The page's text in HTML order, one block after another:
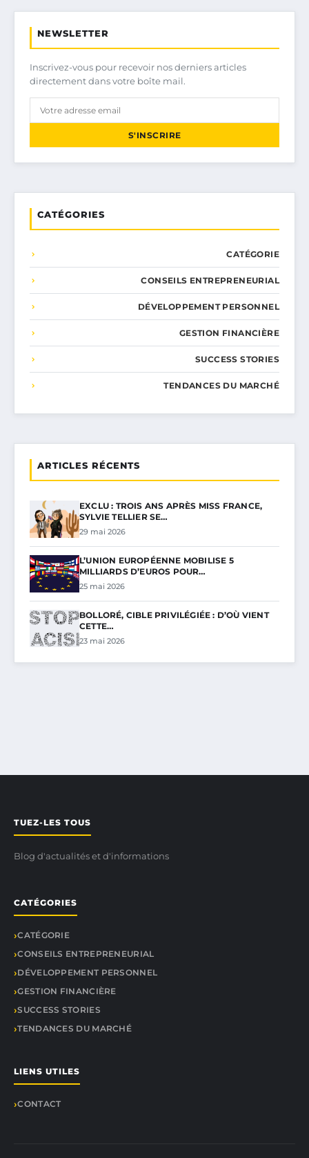
NEWSLETTER
Inscrivez-vous pour recevoir nos derniers articles
directement dans votre boîte mail.
S'INSCRIRE
CATÉGORIES
CATÉGORIE
CONSEILS ENTREPRENEURIAL
DÉVELOPPEMENT PERSONNEL
GESTION FINANCIÈRE
SUCCESS STORIES
TENDANCES DU MARCHÉ
ARTICLES RÉCENTS
EXCLU : TROIS ANS APRÈS MISS FRANCE,
SYLVIE TELLIER SE…
29 mai 2026
L’UNION EUROPÉENNE MOBILISE 5
MILLIARDS D’EUROS POUR…
25 mai 2026
BOLLORÉ, CIBLE PRIVILÉGIÉE : D’OÙ VIENT
CETTE…
23 mai 2026
TUEZ-LES TOUS
Blog d'actualités et d'informations
CATÉGORIES
CATÉGORIE
CONSEILS ENTREPRENEURIAL
DÉVELOPPEMENT PERSONNEL
GESTION FINANCIÈRE
SUCCESS STORIES
TENDANCES DU MARCHÉ
LIENS UTILES
CONTACT